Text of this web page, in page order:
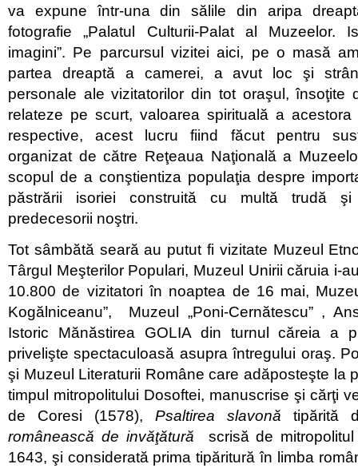
va expune într-una din sălile din aripa
fotografie „Palatul Culturii-Palat al Muzeelor.
imagini”. Pe parcursul vizitei aici, pe o masă
partea dreaptă a camerei, a avut loc şi
personale ale vizitatorilor din tot oraşul, însoţite
relateze pe scurt, valoarea spirituală a acestora
respective, acest lucru fiind făcut pentru
organizat de către Reţeaua Naţională a
scopul de a conştientiza populaţia despre
păstrării isoriei construită cu multă trudă
predecesorii noştri.
Tot sâmbătă seară au putut fi vizitate Muzeul
Târgul Meşterilor Populari, Muzeul Unirii căruia i-
10.800 de vizitatori în noaptea de 16 mai,
Kogălniceanu”, Muzeul „Poni-Cernătescu” ,
Istoric Mănăstirea GOLIA din turnul căreia a
privelişte spectaculoasă asupra întregului oraş.
şi Muzeul Literaturii Române care adăposteşte la
timpul mitropolitului Dosoftei, manuscrise şi cărţi
de Coresi (1578), Psaltirea slavonă tipărită
românească de invăţătură scrisă de
1643, şi considerată prima tipăritură în limba